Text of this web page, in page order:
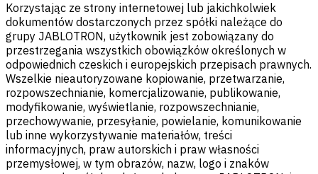
Korzystając ze strony internetowej lub jakichkolwiek
dokumentów dostarczonych przez spółki należące do
grupy JABLOTRON, użytkownik jest zobowiązany do
przestrzegania wszystkich obowiązków określonych w
odpowiednich czeskich i europejskich przepisach prawnych.
Wszelkie nieautoryzowane kopiowanie, przetwarzanie,
rozpowszechnianie, komercjalizowanie, publikowanie,
modyfikowanie, wyświetlanie, rozpowszechnianie,
przechowywanie, przesyłanie, powielanie, komunikowanie
lub inne wykorzystywanie materiałów, treści
informacyjnych, praw autorskich i praw własności
przemysłowej, w tym obrazów, nazw, logo i znaków